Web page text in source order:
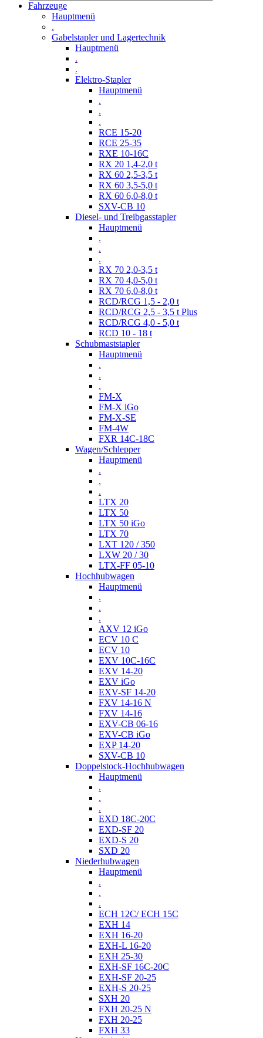
Fahrzeuge
Hauptmenü
.
Gabelstapler und Lagertechnik
Hauptmenü
.
.
Elektro-Stapler
Hauptmenü
.
.
.
RCE 15-20
RCE 25-35
RXE 10-16C
RX 20 1,4-2,0 t
RX 60 2,5-3,5 t
RX 60 3,5-5,0 t
RX 60 6,0-8,0 t
SXV-CB 10
Diesel- und Treibgasstapler
Hauptmenü
.
.
.
RX 70 2,0-3,5 t
RX 70 4,0-5,0 t
RX 70 6,0-8,0 t
RCD/RCG 1,5 - 2,0 t
RCD/RCG 2,5 - 3,5 t Plus
RCD/RCG 4,0 - 5,0 t
RCD 10 - 18 t
Schubmaststapler
Hauptmenü
.
.
.
FM-X
FM-X iGo
FM-X-SE
FM-4W
FXR 14C-18C
Wagen/Schlepper
Hauptmenü
.
.
.
LTX 20
LTX 50
LTX 50 iGo
LTX 70
LXT 120 / 350
LXW 20 / 30
LTX-FF 05-10
Hochhubwagen
Hauptmenü
.
.
.
AXV 12 iGo
ECV 10 C
ECV 10
EXV 10C-16C
EXV 14-20
EXV iGo
EXV-SF 14-20
FXV 14-16 N
FXV 14-16
EXV-CB 06-16
EXV-CB iGo
EXP 14-20
SXV-CB 10
Doppelstock-Hochhubwagen
Hauptmenü
.
.
.
EXD 18C-20C
EXD-SF 20
EXD-S 20
SXD 20
Niederhubwagen
Hauptmenü
.
.
.
ECH 12C/ ECH 15C
EXH 14
EXH 16-20
EXH-L 16-20
EXH 25-30
EXH-SF 16C-20C
EXH-SF 20-25
EXH-S 20-25
SXH 20
FXH 20-25 N
FXH 20-25
FXH 33